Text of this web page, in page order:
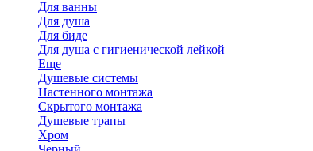
Для ванны
Для душа
Для биде
Для душа с гигиенической лейкой
Еще
Душевые системы
Настенного монтажа
Скрытого монтажа
Душевые трапы
Хром